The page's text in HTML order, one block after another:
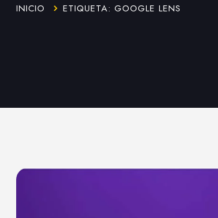
INICIO ETIQUETA: GOOGLE LENS